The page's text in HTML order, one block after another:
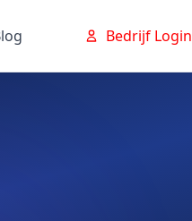
Bedrijf Login